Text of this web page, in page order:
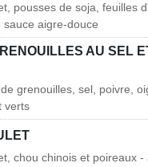
pousses de soja, feuilles
aigre-douce
AU SEL
grenouilles, sel, poivre,
verts
chou chinois et poireaux -